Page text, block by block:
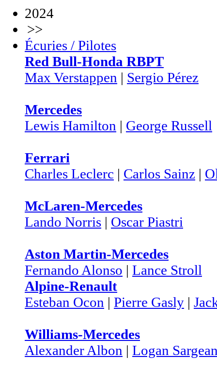
2024
>>
Écuries / Pilotes
Red Bull-Honda RBPT
Max Verstappen | Sergio Pérez
Mercedes
Lewis Hamilton | George Russell
Ferrari
Charles Leclerc | Carlos Sainz |
McLaren-Mercedes
Lando Norris | Oscar Piastri
Aston Martin-Mercedes
Fernando Alonso | Lance Stroll
Alpine-Renault
Esteban Ocon | Pierre Gasly |
Williams-Mercedes
Alexander Albon | Logan